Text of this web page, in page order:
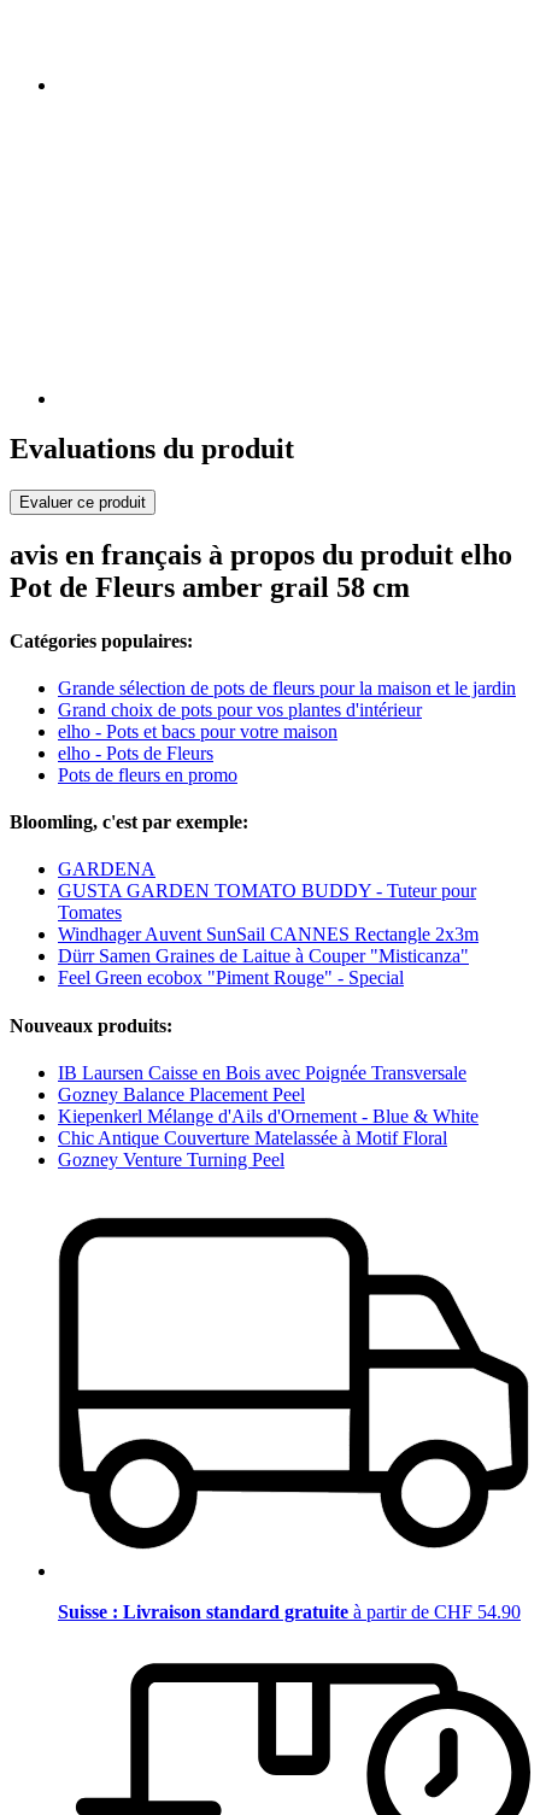
Evaluations du produit
Evaluer ce produit
avis en français à propos du produit elho
Pot de Fleurs amber grail 58 cm
Catégories populaires:
Grande sélection de pots de fleurs pour la maison et le jardin
Grand choix de pots pour vos plantes d'intérieur
elho - Pots et bacs pour votre maison
elho - Pots de Fleurs
Pots de fleurs en promo
Bloomling, c'est par exemple:
GARDENA
GUSTA GARDEN TOMATO BUDDY - Tuteur pour
Tomates
Windhager Auvent SunSail CANNES Rectangle 2x3m
Dürr Samen Graines de Laitue à Couper "Misticanza"
Feel Green ecobox "Piment Rouge" - Special
Nouveaux produits:
IB Laursen Caisse en Bois avec Poignée Transversale
Gozney Balance Placement Peel
Kiepenkerl Mélange d'Ails d'Ornement - Blue & White
Chic Antique Couverture Matelassée à Motif Floral
Gozney Venture Turning Peel
Suisse : Livraison standard gratuite à partir de CHF 54.90